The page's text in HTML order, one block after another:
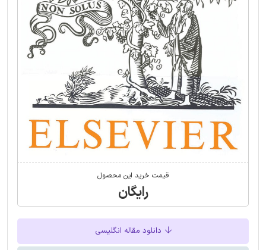
قیمت خرید این محصول
رایگان
دانلود مقاله انگلیسی